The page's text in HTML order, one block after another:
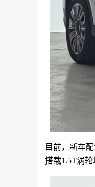
目前，新车
搭载1.5T涡轮